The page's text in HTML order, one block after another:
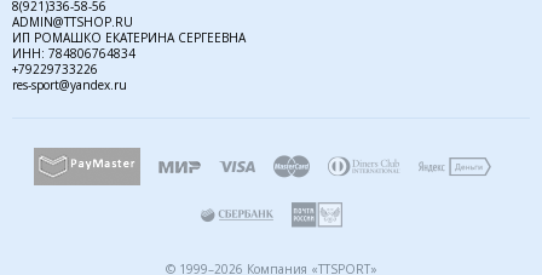
8(921)336-58-56
ADMIN@TTSHOP.RU
ИП РОМАШКО ЕКАТЕРИНА СЕРГЕЕВНА
ИНН: 784806764834
+79229733226
res-sport@yandex.ru
© 1999–2026 Компания «TTSPORT»